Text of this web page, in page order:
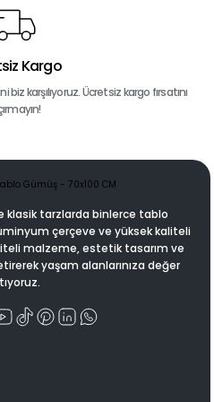
Kargo
karşılıyoruz. Ücretsiz kargo fırsatını
klasik tarzlarda binlerce tablo
çerçeve ve yüksek kaliteli
malzeme, estetik tasarım ve
yaşam alanlarınıza değer